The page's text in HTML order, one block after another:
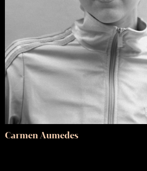
Carmen Aumedes